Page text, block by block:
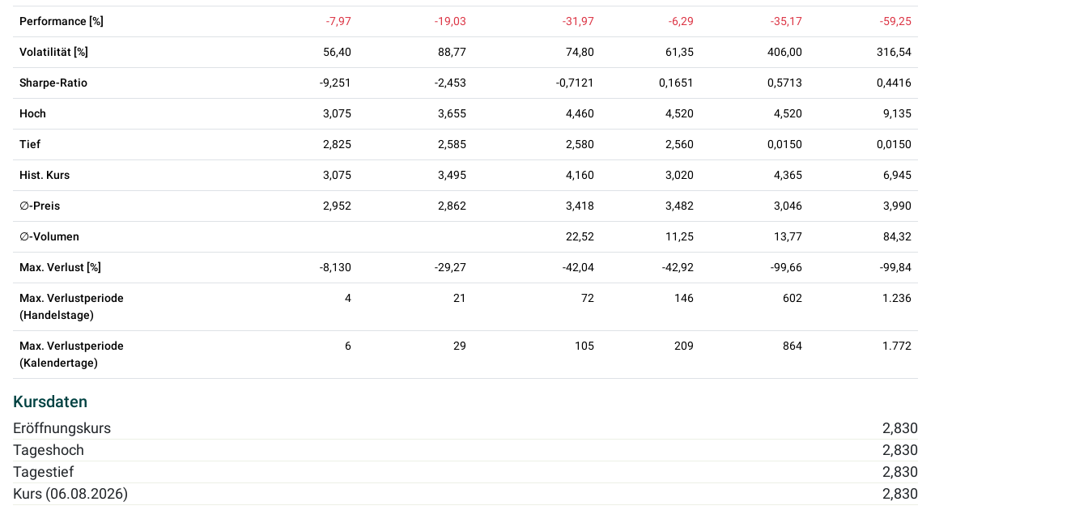
Performance [%] -7,97 -19,03 -31,97 -6,29 -35,17 -59,25
Volatilität [%] 56,40 88,77 74,80 61,35 406,00 316,54
Sharpe-Ratio -9,251 -2,453 -0,7121 0,1651 0,5713 0,4416
Hoch 3,075 3,655 4,460 4,520 4,520 9,135
Tief 2,825 2,585 2,580 2,560 0,0150 0,0150
Hist. Kurs 3,075 3,495 4,160 3,020 4,365 6,945
∅-Preis 2,952 2,862 3,418 3,482 3,046 3,990
∅-Volumen 22,52 11,25 13,77 84,32
Max. Verlust [%] -8,130 -29,27 -42,04 -42,92 -99,66 -99,84
Max. Verlustperiode
(Handelstage)
4 21 72 146 602 1.236
Max. Verlustperiode
(Kalendertage)
6 29 105 209 864 1.772
Kursdaten
Eröffnungskurs
2,830
Tageshoch
2,830
Tagestief
2,830
Kurs (06.08.2026)
2,830